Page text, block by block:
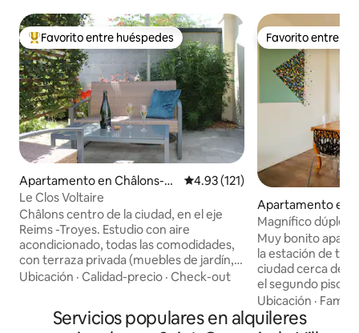
Favorito entre huéspedes preferido
Favorito entre huéspedes
Apartamento en Châlons-e
n-Champagne
Calificación promedio: 4.93 de
4.93 (121)
Le Clos Voltaire
Châlons centro de la ciudad, en el eje
Reims -Troyes. Estudio con aire
acondicionado, todas las comodidades,
con terraza privada (muebles de jardín,
sombrilla), con vistas al jardín de la
Comète. El Capitolio (1,8 km), estación
Ubicación · Calidad-precio · Check-out
Favorito entre
Favorito entre
Apartamento en
n-Champagne
Magnífico dúplex
del centro de la
Muy bonito
la estación de
ciudad cerca del Grand
el segundo piso
condominio
consta de una
(mesa extensible
Ubicación ·
Servicios populares en alquileres